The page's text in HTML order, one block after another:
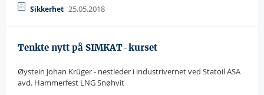
Sikkerhet 25.05.2018
Tenkte nytt på SIMKAT-kurset
Øystein Johan Krüger - nestleder i industrivernet ved Statoil ASA
avd. Hammerfest LNG Snøhvit